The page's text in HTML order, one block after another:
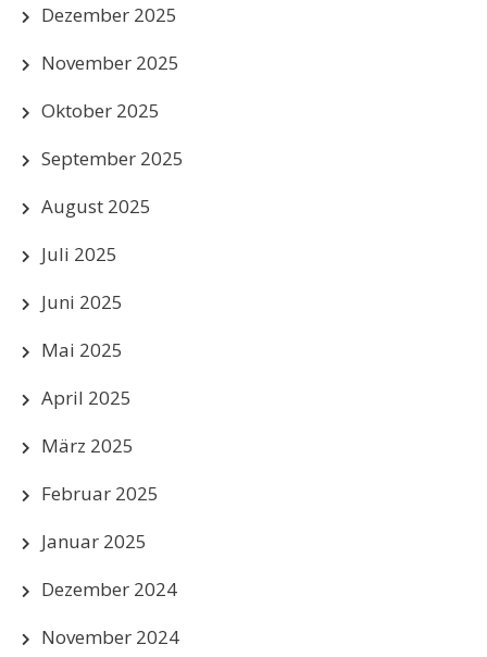
Dezember 2025
November 2025
Oktober 2025
September 2025
August 2025
Juli 2025
Juni 2025
Mai 2025
April 2025
März 2025
Februar 2025
Januar 2025
Dezember 2024
November 2024